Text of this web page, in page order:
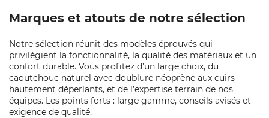
Marques et atouts de notre sélection
Notre sélection réunit des modèles éprouvés qui
privilégient la fonctionnalité, la qualité des matériaux et un
confort durable. Vous profitez d’un large choix, du
caoutchouc naturel avec doublure néoprène aux cuirs
hautement déperlants, et de l’expertise terrain de nos
équipes. Les points forts : large gamme, conseils avisés et
exigence de qualité.